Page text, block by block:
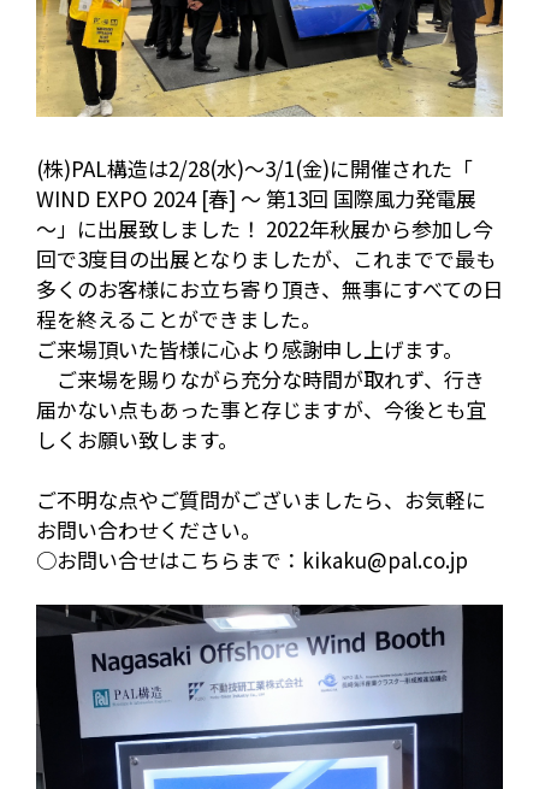
(株)PAL構造は2/28(水)～3/1(金)に開催された「
WIND EXPO 2024 [春] ～ 第13回 国際風力発電展
～」に出展致しました！ 2022年秋展から参加し今
回で3度目の出展となりましたが、これまでで最も
多くのお客様にお立ち寄り頂き、無事にすべての日
程を終えることができました。
ご来場頂いた皆様に心より感謝申し上げます。
ご来場を賜りながら充分な時間が取れず、行き
届かない点もあった事と存じますが、今後とも宜
しくお願い致します。
ご不明な点やご質問がございましたら、お気軽に
お問い合わせください。
○お問い合せはこちらまで：kikaku@pal.co.jp